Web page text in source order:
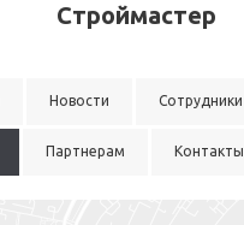
Строймастер
Новости Сотрудники
Партнерам Контакты